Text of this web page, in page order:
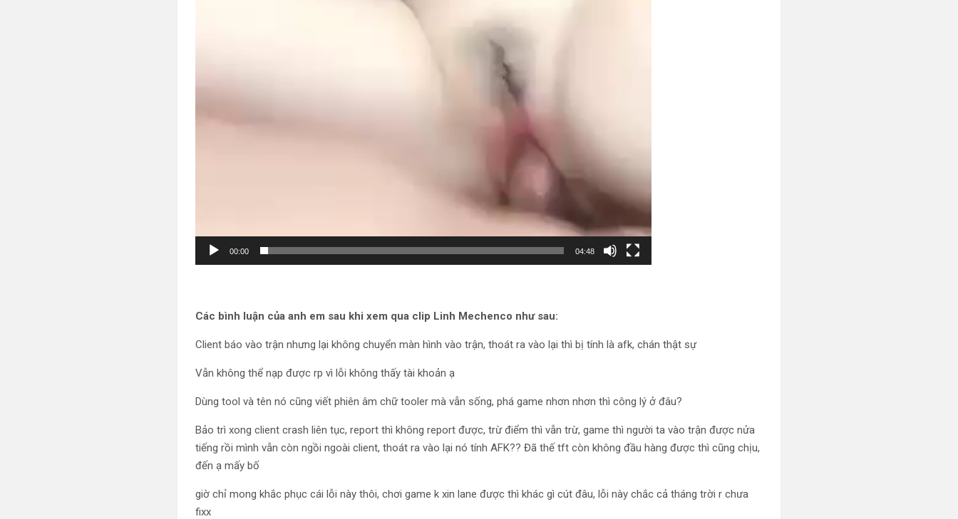
00:00 04:48
Các bình luận của anh em sau khi xem qua clip Linh Mechenco như sau:
Client báo vào trận nhưng lại không chuyển màn hình vào trận, thoát ra vào lại thì bị tính là afk, chán thật sự
Vẫn không thể nạp được rp vì lỗi không thấy tài khoản ạ
Dùng tool và tên nó cũng viết phiên âm chữ tooler mà vẫn sống, phá game nhơn nhơn thì công lý ở đâu?
Bảo trì xong client crash liên tục, report thì không report được, trừ điểm thì vẫn trừ, game thì người ta vào trận được nửa
tiếng rồi mình vẫn còn ngồi ngoài client, thoát ra vào lại nó tính AFK?? Đã thế tft còn không đầu hàng được thì cũng chịu,
đến ạ mấy bố
giờ chỉ mong khắc phục cái lỗi này thôi, chơi game k xin lane được thì khác gì cút đâu, lỗi này chắc cả tháng trời r chưa
fixx